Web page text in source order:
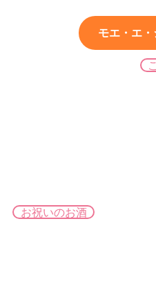
モエ・エ
お祝いのお酒